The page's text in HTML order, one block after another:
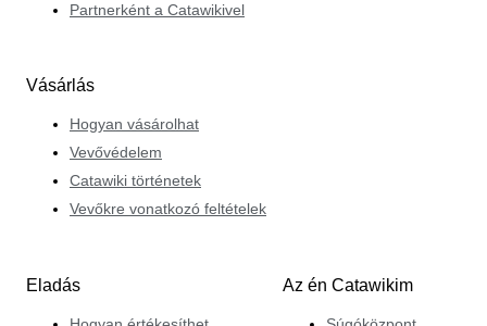
Partnerként a Catawikivel
Vásárlás
Hogyan vásárolhat
Vevővédelem
Catawiki történetek
Vevőkre vonatkozó feltételek
Eladás Az én Catawikim